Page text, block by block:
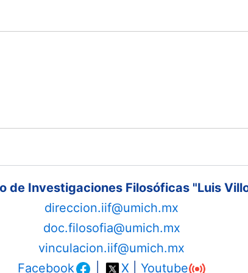
de Investigaciones Filosóficas "Luis
direccion.iif@umich.mx
doc.filosofia@umich.mx
vinculacion.iif@umich.mx
Facebook
X Youtube